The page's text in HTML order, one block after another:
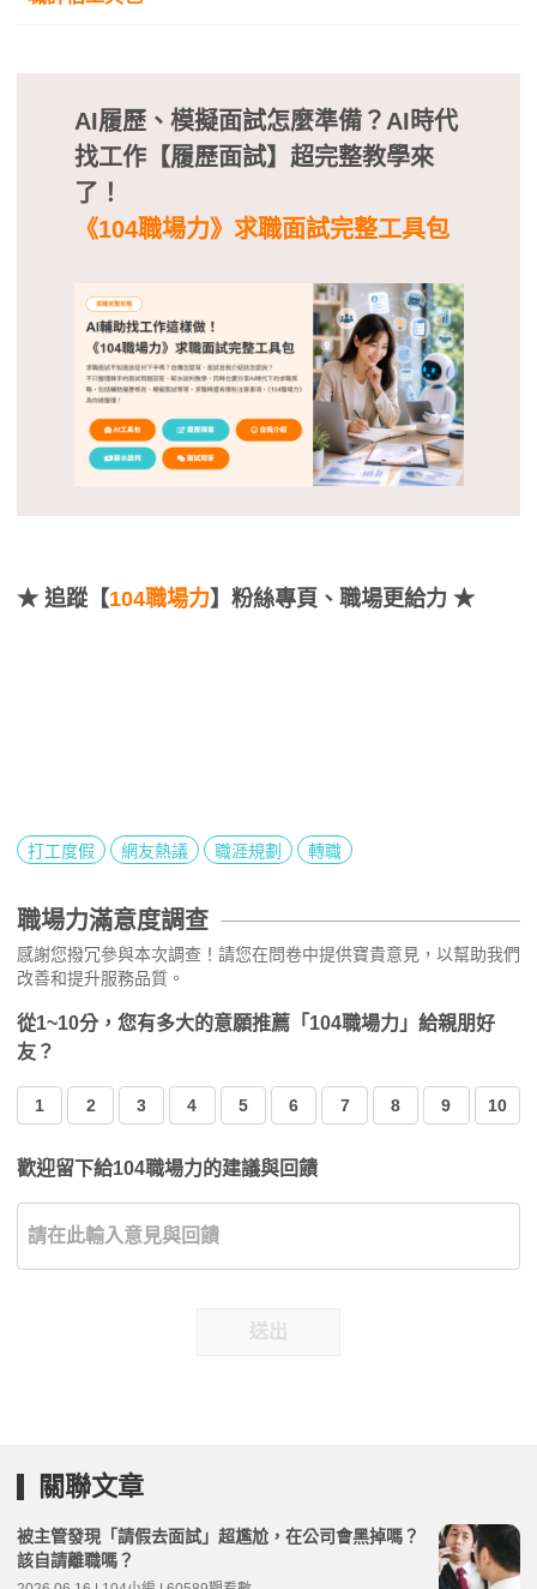
AI履歷、模擬面試怎麼準備？AI時代
找工作【履歷面試】超完整教學來
了！
《104職場力》求職面試完整工具包
★ 追蹤【104職場力】粉絲專頁、職場更給力 ★
打工度假 網友熱議 職涯規劃 轉職
職場力滿意度調查
感謝您撥冗參與本次調查！請您在問卷中提供寶貴意見，以幫助我們
改善和提升服務品質。
從1~10分，您有多大的意願推薦「104職場力」給親朋好
友？
1 2 3 4 5 6 7 8 9 10
歡迎留下給104職場力的建議與回饋
送出
關聯文章
被主管發現「請假去面試」超尷尬，在公司會黑掉嗎？
該自請離職嗎？